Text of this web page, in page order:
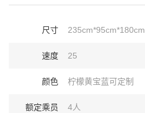
尺寸 235cm*95cm*180cm
速度 25
颜色 柠檬黄宝蓝可定制
额定乘员 4人